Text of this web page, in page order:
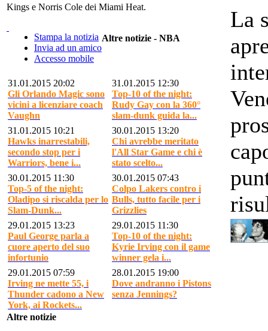
Kings e Norris Cole dei Miami Heat.
Stampa la notizia
Invia ad un amico
Accesso mobile
Altre notizie - NBA
31.01.2015 20:02
Gli Orlando Magic sono
vicini a licenziare coach
Vaughn
31.01.2015 12:30
Top-10 of the night:
Rudy Gay con la 360°
slam-dunk guida la...
31.01.2015 10:21
Hawks inarrestabili,
secondo stop per i
Warriors, bene i...
30.01.2015 13:20
Chi avrebbe meritato
l'All Star Game e chi è
stato scelto...
30.01.2015 11:30
Top-5 of the night:
Oladipo si riscalda per lo
Slam-Dunk...
30.01.2015 07:43
Colpo Lakers contro i
Bulls, tutto facile per i
Grizzlies
29.01.2015 13:23
Paul George parla a
cuore aperto del suo
infortunio
29.01.2015 11:30
Top-10 of the night:
Kyrie Irving con il game
winner gela i...
29.01.2015 07:59
Irving ne mette 55, i
Thunder cadono a New
York, ai Rockets...
28.01.2015 19:00
Dove andranno i Pistons
senza Jennings?
Altre notizie
La